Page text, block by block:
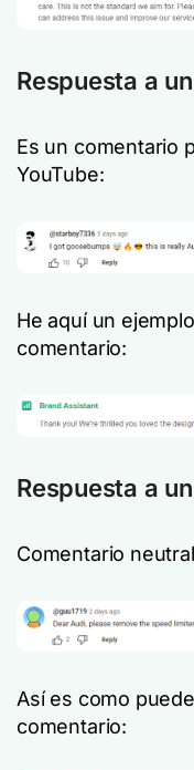
Respuesta a
Es un comentario
YouTube:
He aquí un
comentario:
Respuesta a
Comentario
Así es como
comentario: